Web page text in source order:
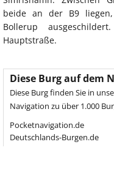
beide an der B9
Bollerup
Hauptstraße.
Diese Burg auf dem
Diese Burg finden Sie in
Navigation zu über 1.000
Pocketnavigation.de
Deutschlands-Burgen.de